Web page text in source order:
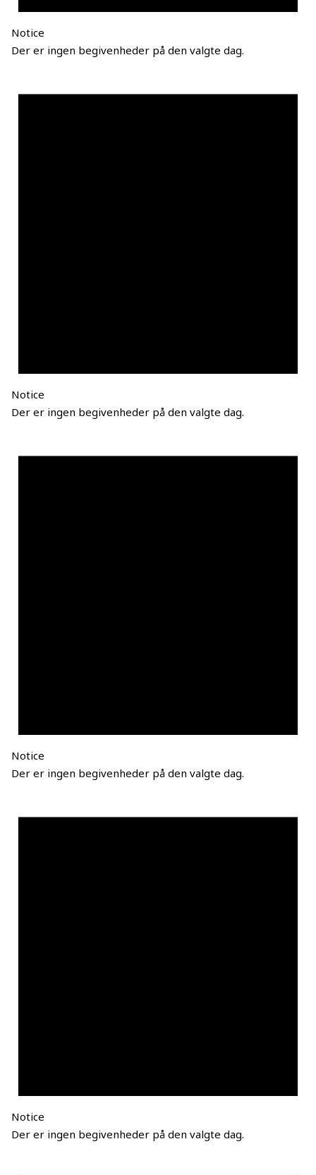
Notice
Der er ingen begivenheder på den valgte dag.
Notice
Der er ingen begivenheder på den valgte dag.
Notice
Der er ingen begivenheder på den valgte dag.
Notice
Der er ingen begivenheder på den valgte dag.